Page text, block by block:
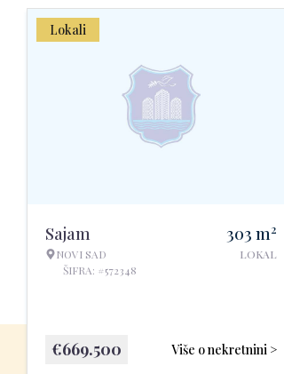
Lokali
Sajam
NOVI SAD
ŠIFRA: #572348
303 m2
LOKAL
Više o nekretnini >
€669.500